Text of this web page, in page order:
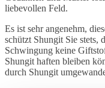
liebevollen Feld.
Es ist sehr angenehm,
schützt Shungit Sie stets,
Schwingung keine
Shungit haften bleiben
durch Shungit